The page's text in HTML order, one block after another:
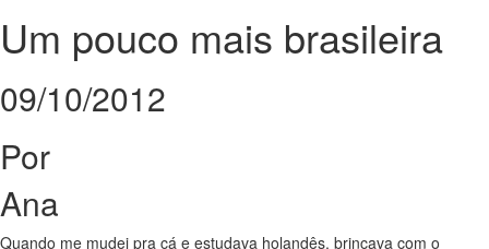
Um pouco mais brasileira
09/10/2012
Por
Ana
Quando me mudei pra cá e estudava holandês, brincava com o